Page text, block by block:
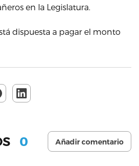
en la Legislatura.
dispuesta a pagar el monto
0 Añadir comentario